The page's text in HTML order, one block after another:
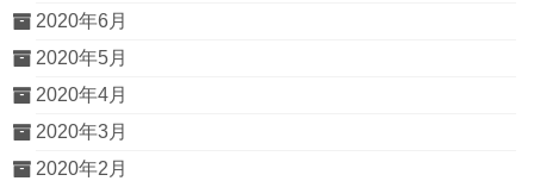
2020年6月
2020年5月
2020年4月
2020年3月
2020年2月